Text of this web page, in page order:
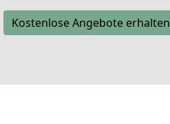
Kostenlose Angebote erhalten